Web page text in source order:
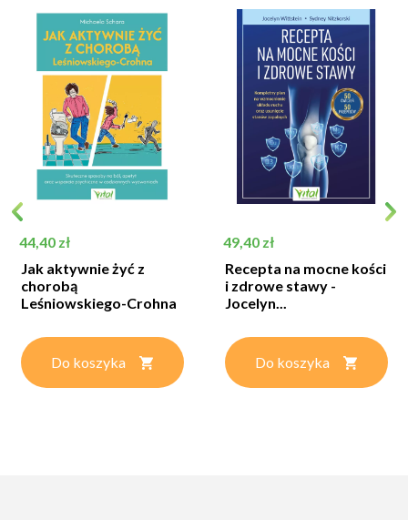
Cena
44,40 zł
Jak aktywnie żyć z
chorobą
Leśniowskiego-Crohna
Do koszyka
Cena
49,40 zł
Recepta na mocne kości
i zdrowe stawy -
Jocelyn...
Do koszyka